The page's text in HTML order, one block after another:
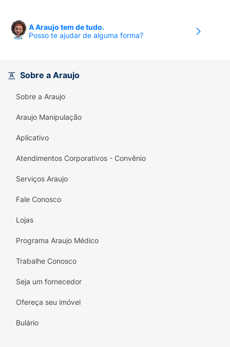
A Araujo tem de tudo.
Posso te ajudar de alguma forma?
Sobre a Araujo
Sobre a Araujo
Araujo Manipulação
Aplicativo
Atendimentos Corporativos - Convênio
Serviços Araujo
Fale Conosco
Lojas
Programa Araujo Médico
Trabalhe Conosco
Seja um fornecedor
Ofereça seu imóvel
Bulário